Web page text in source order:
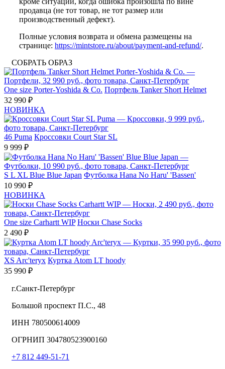
продавца (не тот товар, не тот размер или
производственный дефект).
Полные условия возврата и обмена размещены на
странице: https://mintstore.ru/about/payment-and-refund/.
СОБРАТЬ ОБРАЗ
One size Porter-Yoshida & Co. Портфель Tanker Short Helmet
32 990 ₽
НОВИНКА
46 Puma Кроссовки Court Star SL
9 999 ₽
S L XL Blue Blue Japan Футболка Hana No Haru' 'Bassen'
10 990 ₽
НОВИНКА
One size Carhartt WIP Носки Chase Socks
2 490 ₽
XS Arc'teryx Куртка Atom LT hoody
35 990 ₽
г.Санкт-Петербург
Большой проспект П.С., 48
ИНН 780500614009
ОГРНИП 304780523900160
+7 812 449-51-71